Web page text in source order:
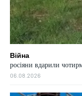
Війна
росіяни вдарили
06.08.2026